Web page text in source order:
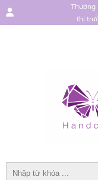
Thương
thị